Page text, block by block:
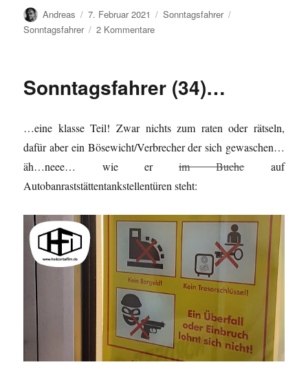
Autor
Andreas
Veröffentlicht
am
7. Februar 2021 Kategorien
Sonntagsfahrer
Sonntagsfahrer
2 Kommentarezu
Sonntagsfahrer (34)…
…eine klasse Teil! Zwar nichts zum raten oder rätseln,
dafür aber ein Bösewicht/Verbrecher der sich gewaschen…
äh…neee… wie erim Bucheauf
Autobanraststättentankstellentüren steht: